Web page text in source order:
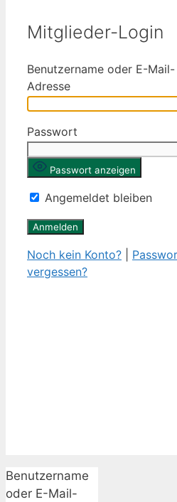
Mitglieder-Login
Benutzername oder E-Mail-
Adresse
Passwort
Passwort anzeigen
Angemeldet bleiben
Noch kein Konto?
vergessen?
Benutzername
oder E-Mail-